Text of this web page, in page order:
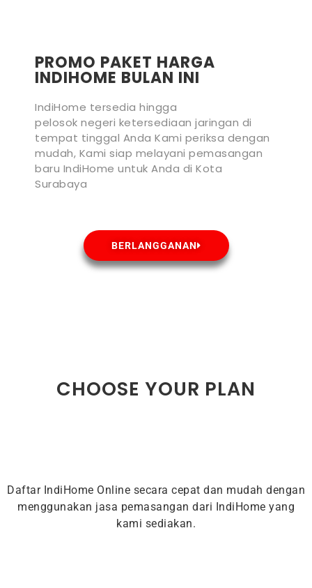
PROMO PAKET HARGA
INDIHOME BULAN INI
IndiHome tersedia hingga
pelosok negeri ketersediaan jaringan di
tempat tinggal Anda Kami periksa dengan
mudah, Kami siap melayani pemasangan
baru IndiHome untuk Anda di Kota
Surabaya
BERLANGGANAN
CHOOSE YOUR PLAN
Daftar IndiHome Online secara cepat dan mudah dengan
menggunakan jasa pemasangan dari IndiHome yang
kami sediakan.